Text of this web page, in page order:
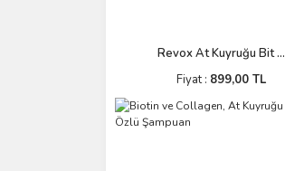
Revox At Kuyruğu Bit ...
Fiyat : 899,00 TL